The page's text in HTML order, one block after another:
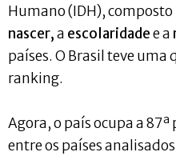
Humano (IDH), composto
nascer,a escolaridadee a
países. O Brasil teve uma
ranking.
Agora, o país ocupa a
entre os países